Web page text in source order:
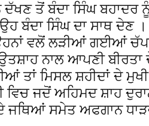
ਤੋਂ ਬੰਦਾ ਸਿੰਘ ਬਹਾਦਰ
ਬੰਦਾ ਸਿੰਘ ਦਾ ਸਾਥ ਦੇਣ
ਵਲੋਂ ਲੜੀਆਂ ਗਈਆਂ
ਨਾਲ ਆਪਣੀ ਬੀਰਤਾ
ਤਾਂ ਮਿਸਲ ਸ਼ਹੀਦਾਂ ਦੇ
ਜਦੋਂ ਅਹਿਮਦ ਸ਼ਾਹ
ਦੇ ਜਥਿਆਂ ਸਮੇਤ ਅਫਗਾਨ